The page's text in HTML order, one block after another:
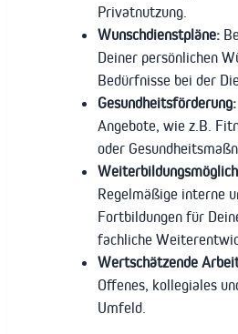
Privatnutzung.
Wunschdienstpläne:
Deiner persönlichen
Bedürfnisse bei der
Gesundheitsförderung:
Angebote, wie z.B.
oder
Regelmäßige interne
Fortbildungen für
fachliche
Wertschätzende
Offenes, kollegiales
Umfeld.